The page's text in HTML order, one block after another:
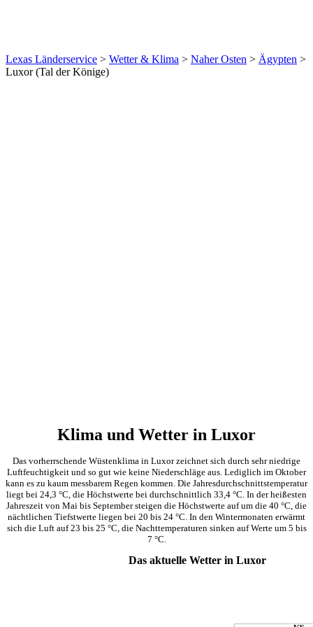
Lexas Länderservice > Wetter & Klima > Naher Osten > Ägypten >
Luxor (Tal der Könige)
Klima und Wetter in Luxor
Das vorherrschende Wüstenklima in Luxor zeichnet sich durch sehr niedrige
Luftfeuchtigkeit und so gut wie keine Niederschläge aus. Lediglich im Oktober
kann es zu kaum messbarem Regen kommen. Die Jahresdurchschnittstemperatur
liegt bei 24,3 °C, die Höchstwerte bei durchschnittlich 33,4 °C. In der heißesten
Jahreszeit von Mai bis September steigen die Höchstwerte auf um die 40 °C, die
nächtlichen Tiefstwerte liegen bei 20 bis 24 °C. In den Wintermonaten erwärmt
sich die Luft auf 23 bis 25 °C, die Nachttemperaturen sinken auf Werte um 5 bis
7 °C.
Das aktuelle Wetter in Luxor